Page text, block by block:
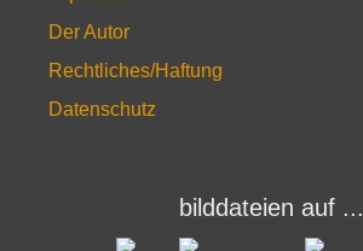
Der Autor
Rechtliches/Haftung
Datenschutz
bilddateien auf ...